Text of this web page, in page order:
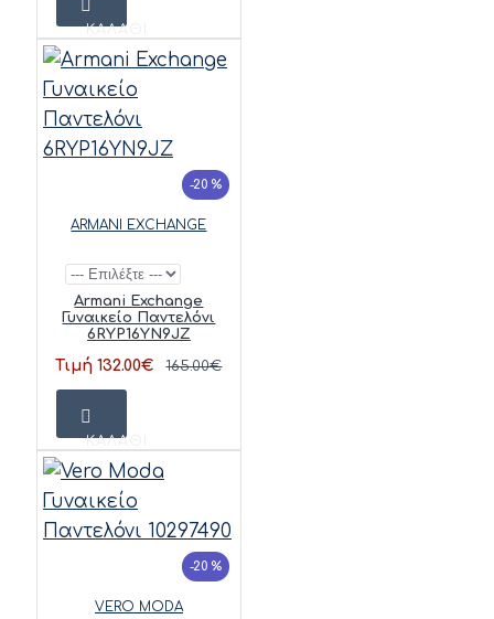
ΚΑΛΆΘΙ
-20 %
ARMANI EXCHANGE
Armani Exchange
Γυναικείο Παντελόνι
6RYP16YN9JZ
Τιμή 132.00€ 165.00€
ΚΑΛΆΘΙ
-20 %
VERO MODA